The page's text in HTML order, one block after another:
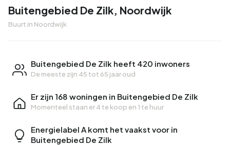
Buitengebied De Zilk, Noordwijk
Buurt in Noordwijk
Buitengebied De Zilk heeft 420 inwoners
De meeste zijn 45 tot 65 jaar oud
Er zijn 168 woningen in Buitengebied De Zilk
Momenteel staan er4 te koop en 1 te huur
Energielabel A komt het vaakst voor in
Buitengebied De Zilk